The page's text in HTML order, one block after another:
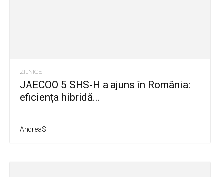
ZILNICE
JAECOO 5 SHS-H a ajuns în România:
eficiența hibridă...
AndreaS